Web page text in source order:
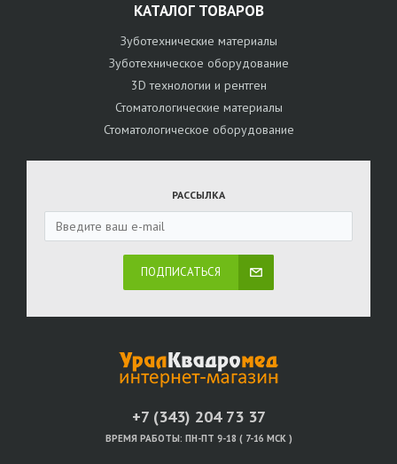
КАТАЛОГ ТОВАРОВ
Зуботехнические материалы
Зуботехническое оборудование
3D технологии и рентген
Стоматологические материалы
Стоматологическое оборудование
РАССЫЛКА
ПОДПИСАТЬСЯ
+7 (343) 204 73 37
ВРЕМЯ РАБОТЫ: ПН-ПТ 9-18 ( 7-16 МСК )